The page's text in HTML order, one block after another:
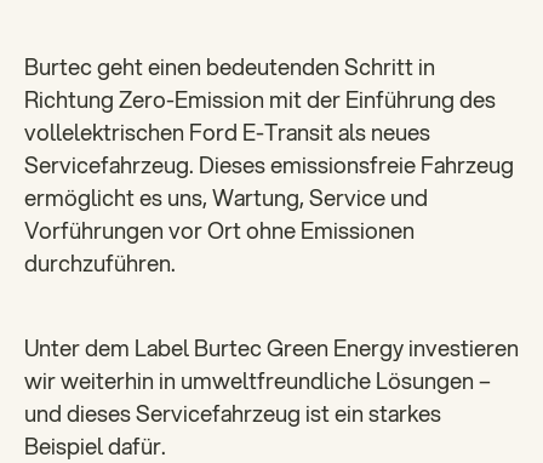
Burtec geht einen bedeutenden Schritt in
Richtung Zero-Emission mit der Einführung des
vollelektrischen Ford E-Transit als neues
Servicefahrzeug. Dieses emissionsfreie Fahrzeug
ermöglicht es uns, Wartung, Service und
Vorführungen vor Ort ohne Emissionen
durchzuführen.
Unter dem Label Burtec Green Energy investieren
wir weiterhin in umweltfreundliche Lösungen –
und dieses Servicefahrzeug ist ein starkes
Beispiel dafür.